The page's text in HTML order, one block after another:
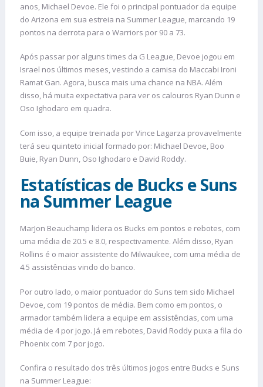
anos, Michael Devoe. Ele foi o principal pontuador da equipe
do Arizona em sua estreia na Summer League, marcando 19
pontos na derrota para o Warriors por 90 a 73.
Após passar por alguns times da G League, Devoe jogou em
Israel nos últimos meses, vestindo a camisa do Maccabi Ironi
Ramat Gan. Agora, busca mais uma chance na NBA. Além
disso, há muita expectativa para ver os calouros Ryan Dunn e
Oso Ighodaro em quadra.
Com isso, a equipe treinada por Vince Lagarza provavelmente
terá seu quinteto inicial formado por: Michael Devoe, Boo
Buie, Ryan Dunn, Oso Ighodaro e David Roddy.
Estatísticas de Bucks e Suns
na Summer League
MarJon Beauchamp lidera os Bucks em pontos e rebotes, com
uma média de 20.5 e 8.0, respectivamente. Além disso, Ryan
Rollins é o maior assistente do Milwaukee, com uma média de
4.5 assistências vindo do banco.
Por outro lado, o maior pontuador do Suns tem sido Michael
Devoe, com 19 pontos de média. Bem como em pontos, o
armador também lidera a equipe em assistências, com uma
média de 4 por jogo. Já em rebotes, David Roddy puxa a fila do
Phoenix com 7 por jogo.
Confira o resultado dos três últimos jogos entre Bucks e Suns
na Summer League: